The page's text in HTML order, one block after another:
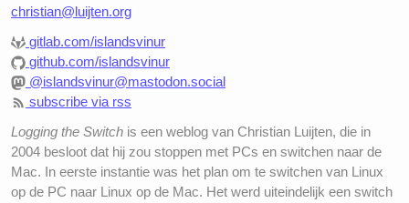
christian@luijten.org
gitlab.com/islandsvinur
github.com/islandsvinur
@islandsvinur@mastodon.social
subscribe via rss
Logging the Switch is een weblog van Christian Luijten, die in
2004 besloot dat hij zou stoppen met PCs en switchen naar de
Mac. In eerste instantie was het plan om te switchen van Linux
op de PC naar Linux op de Mac. Het werd uiteindelijk een switch